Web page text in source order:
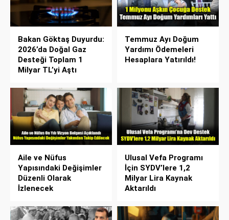
Bakan Göktaş Duyurdu:
2026’da Doğal Gaz
Desteği Toplam 1
Milyar TL’yi Aştı
Temmuz Ayı Doğum
Yardımı Ödemeleri
Hesaplara Yatırıldı!
Aile ve Nüfus
Yapısındaki Değişimler
Düzenli Olarak
İzlenecek
Ulusal Vefa Programı
İçin SYDV’lere 1,2
Milyar Lira Kaynak
Aktarıldı